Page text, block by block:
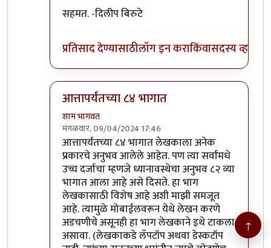
सहमत. -दिलीप बिरुटे
प्रतिसाद देण्यासाठीलॉग इन कराकिंवासदस्य व्हा
आत्तापर्यंतच्या ८४ भागात
शाम भागवत
मंगळवार, 09/04/2024 17:46
In reply toआक्षेप लेखकाबद्दल आणिby
आत्तापर्यंतच्या ८४ भागात लेखकाला अनेक
प्रकारचे अनुभव आलेले आहेत. पण त्या सर्वांमधे
उच्च दर्जाचा म्हणजे ध्यानावस्थेचा अनुभव ८२ व्या
भागात आला आहे असे दिसते. हा भाग
लेखकासाठी विशेष आहे अशी माझी समजूत
आहे. त्यामुळे मोबाईलवरून येथे लेखन करणे
अडचणीचे असूनही हा भाग लेखकाने इथे टाकला
असावा. (लेखकाकडे लॅपटॉप अथवा डेस्कटॉप
↑